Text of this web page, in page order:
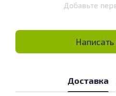
Добавьте
Доставка